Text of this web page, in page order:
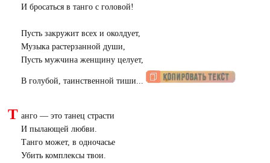
И бросаться в танго с головой!
Пусть закружит всех и околдует,
Музыка растерзанной души,
Пусть мужчина женщину целует,
В голубой, таинственной тиши...
Т анго — это танец страсти
И пылающей любви.
Танго может, в одночасье
Убить комплексы твои.